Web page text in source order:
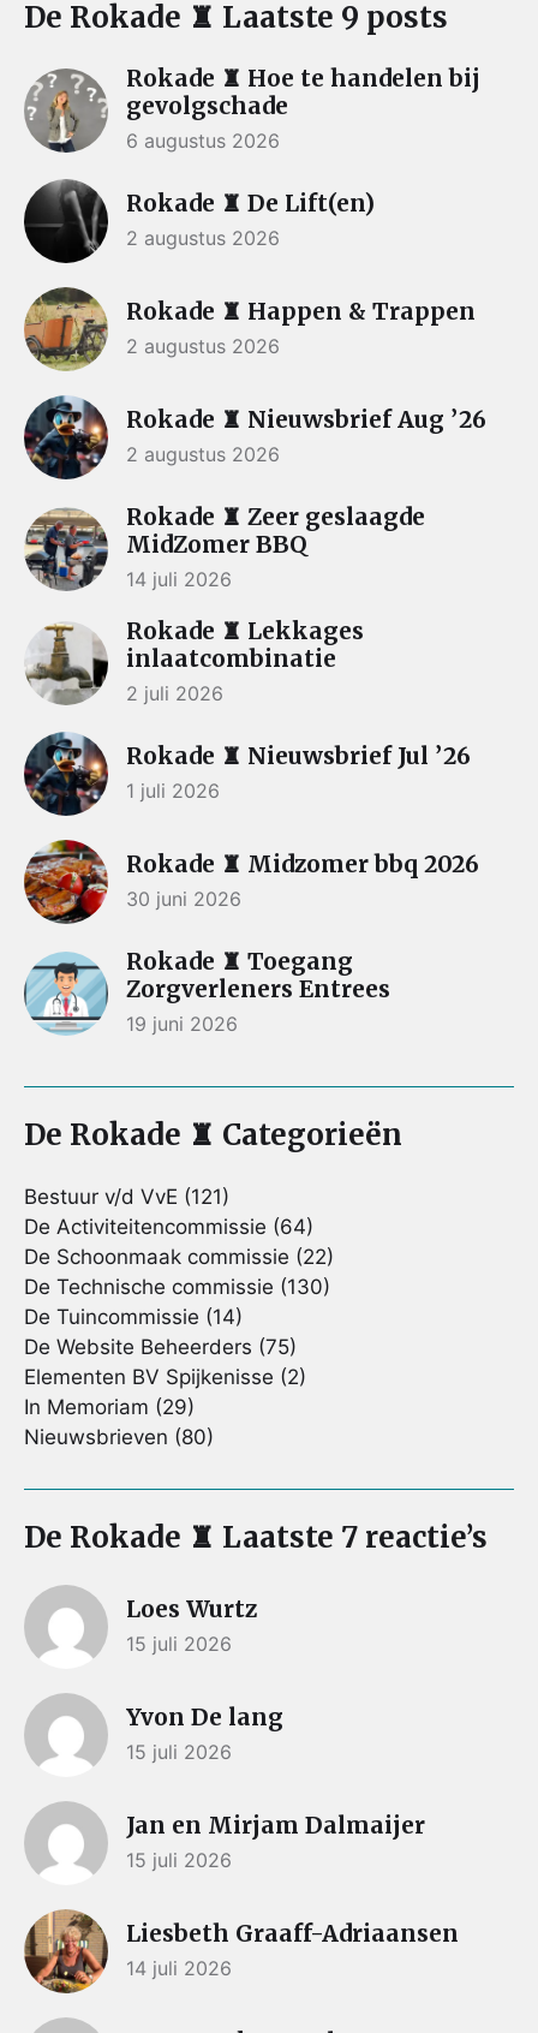
De Rokade ♜ Laatste 9 posts
Rokade ♜ Hoe te handelen bij
gevolgschade
6 augustus 2026
Rokade ♜ De Lift(en)
2 augustus 2026
Rokade ♜ Happen & Trappen
2 augustus 2026
Rokade ♜ Nieuwsbrief Aug ’26
2 augustus 2026
Rokade ♜ Zeer geslaagde
MidZomer BBQ
14 juli 2026
Rokade ♜ Lekkages
inlaatcombinatie
2 juli 2026
Rokade ♜ Nieuwsbrief Jul ’26
1 juli 2026
Rokade ♜ Midzomer bbq 2026
30 juni 2026
Rokade ♜ Toegang
Zorgverleners Entrees
19 juni 2026
De Rokade ♜ Categorieën
Bestuur v/d VvE (121)
De Activiteitencommissie (64)
De Schoonmaak commissie (22)
De Technische commissie (130)
De Tuincommissie (14)
De Website Beheerders (75)
Elementen BV Spijkenisse (2)
In Memoriam (29)
Nieuwsbrieven (80)
De Rokade ♜ Laatste 7 reactie’s
Loes Wurtz
15 juli 2026
Yvon De lang
15 juli 2026
Jan en Mirjam Dalmaijer
15 juli 2026
Liesbeth Graaff-Adriaansen
14 juli 2026